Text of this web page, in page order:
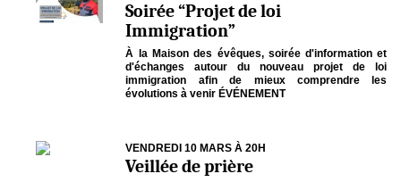
Soirée “Projet de loi
Immigration”
À la Maison des évêques, soirée d'information et
d'échanges autour du nouveau projet de loi
immigration afin de mieux comprendre les
évolutions à venir ÉVÉNEMENT
VENDREDI 10 MARS À 20H
Veillée de prière